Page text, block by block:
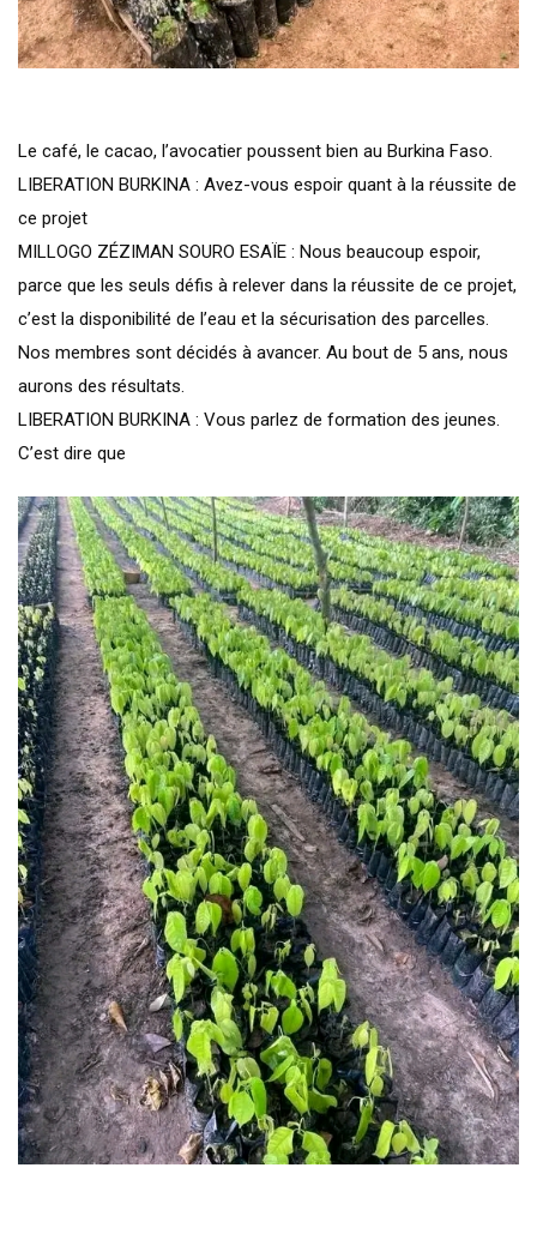
Le café, le cacao, l’avocatier poussent bien au Burkina Faso.
LIBERATION BURKINA : Avez-vous espoir quant à la réussite de
ce projet
MILLOGO ZÉZIMAN SOURO ESAÏE : Nous beaucoup espoir,
parce que les seuls défis à relever dans la réussite de ce projet,
c’est la disponibilité de l’eau et la sécurisation des parcelles.
Nos membres sont décidés à avancer. Au bout de 5 ans, nous
aurons des résultats.
LIBERATION BURKINA : Vous parlez de formation des jeunes.
C’est dire que